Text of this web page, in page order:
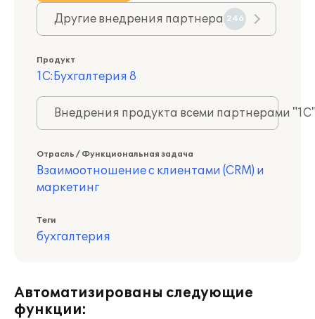
Другие внедрения партнера 246
Продукт
1С:Бухгалтерия 8
Внедрения продукта всеми партнерами
Отрасль / Функциональная задача
Взаимоотношение с клиентами (CRM) и
маркетинг
Теги
бухгалтерия
Автоматизированы следующие
функции: